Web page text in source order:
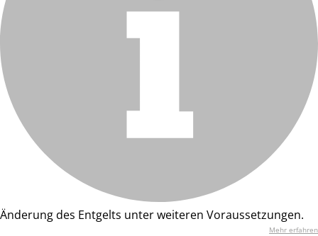
Änderung des Entgelts unter weiteren Voraussetzungen.
Mehr erfahren